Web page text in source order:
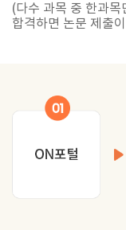
(다수 과목 중 한과
합격하면 논문 제출